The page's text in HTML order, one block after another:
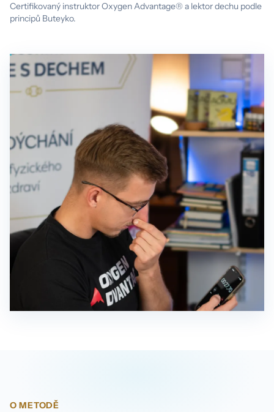
Certifikovaný instruktor Oxygen Advantage® a lektor dechu podle
principů Buteyko.
O METODĚ